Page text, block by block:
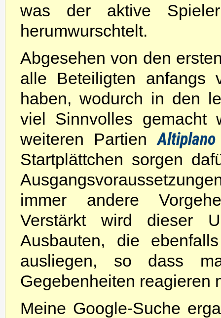
was der aktive
herumwurschtelt.
Abgesehen von den
alle Beteiligten anfangs
haben, wodurch in den
viel Sinnvolles gemacht
weiteren Partien
Startplättchen sorgen
immer andere
Verstärkt wird dieser
Ausbauten, die
ausliegen, so dass
Gegebenheiten reagieren
Meine Google-Suche